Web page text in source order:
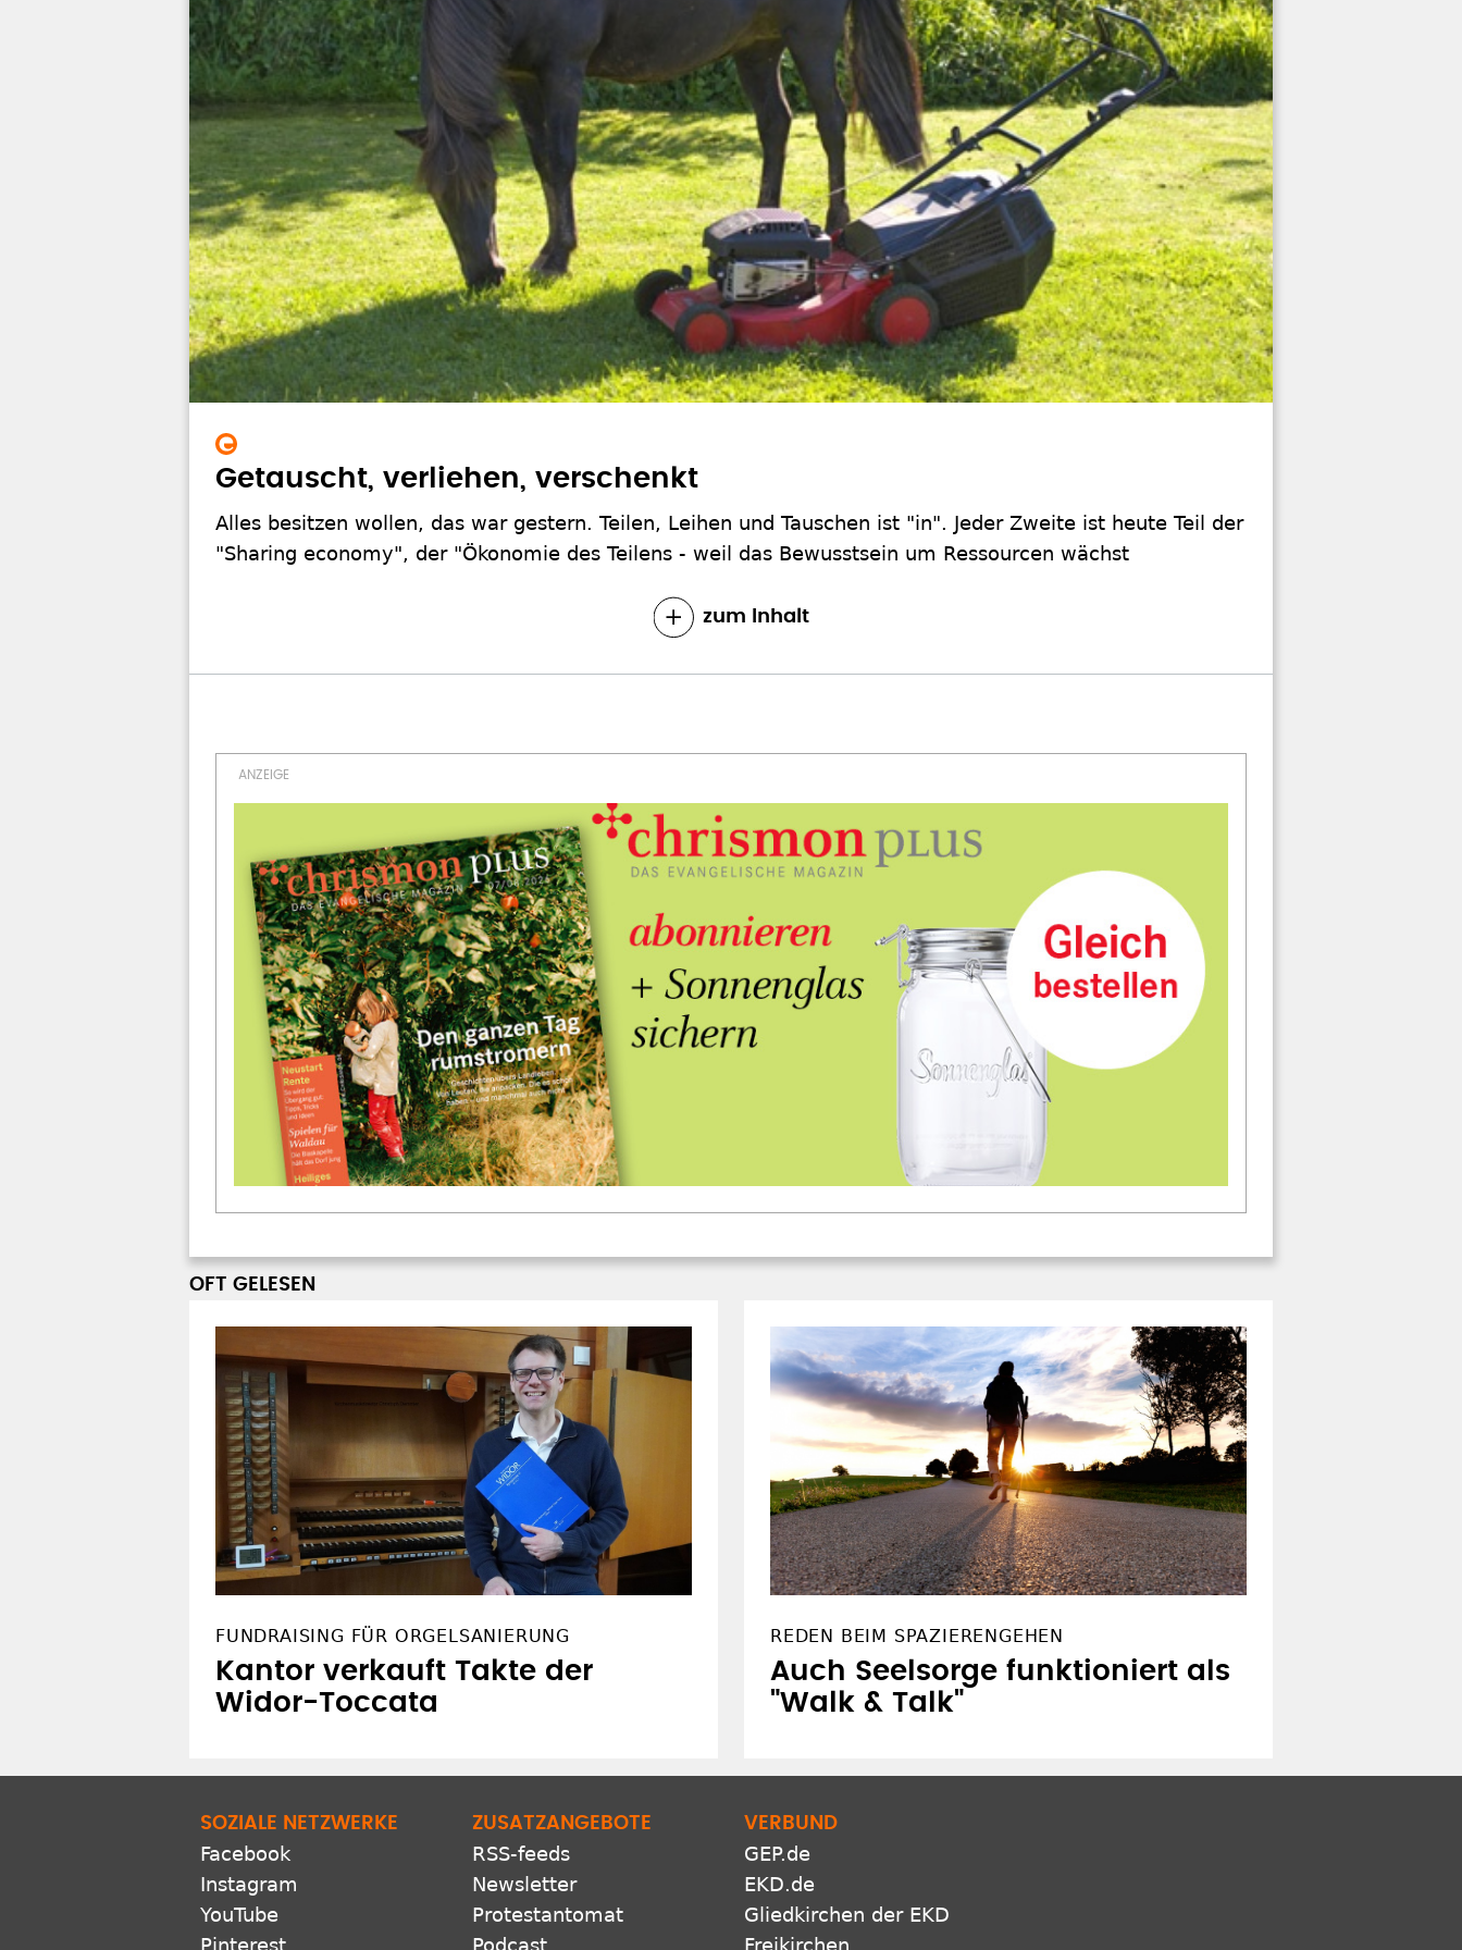
Getauscht, verliehen, verschenkt
Alles besitzen wollen, das war gestern. Teilen, Leihen und Tauschen ist "in". Jeder Zweite ist heute Teil der
"Sharing economy", der "Ökonomie des Teilens - weil das Bewusstsein um Ressourcen wächst
zum Inhalt
OFT GELESEN
FUNDRAISING FÜR ORGELSANIERUNG
Kantor verkauft Takte der
Widor-Toccata
REDEN BEIM SPAZIERENGEHEN
Auch Seelsorge funktioniert als
"Walk & Talk"
SOZIALE NETZWERKE
Facebook
Instagram
YouTube
Pinterest
ZUSATZANGEBOTE
RSS-feeds
Newsletter
Protestantomat
Podcast
VERBUND
GEP.de
EKD.de
Gliedkirchen der EKD
Freikirchen